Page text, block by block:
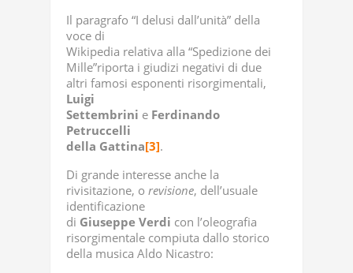
Il paragrafo “I delusi dall’unità” della
voce di
Wikipedia relativa alla “Spedizione dei
Mille”riporta i giudizi negativi di due
altri famosi esponenti risorgimentali,
Luigi
Settembrini e Ferdinando
Petruccelli
della Gattina[3].
Di grande interesse anche la
rivisitazione, o revisione, dell’usuale
identificazione
di Giuseppe Verdi con l’oleografia
risorgimentale compiuta dallo storico
della musica Aldo Nicastro: